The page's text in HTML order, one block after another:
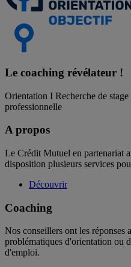
Le coaching révélateur !
Orientation I Recherche de
professionnelle
A propos
Le Crédit Mutuel en partenariat
disposition plusieurs services
Découvrir
Coaching
Nos conseillers ont les réponses
problématiques d'orientation ou
d'emploi.